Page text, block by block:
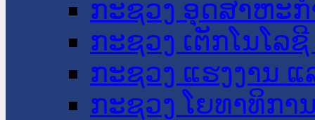
ກະຊວງ ອຸດສາຫະ
ກະຊວງ ເຕັກໂນໂລ
ກະຊວງ ແຮງງານ
ກະຊວງ ໂຍທາທິກາ